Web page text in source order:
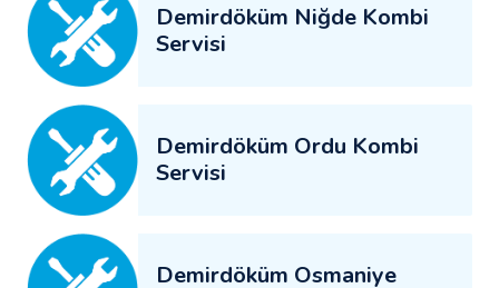
Demirdöküm Niğde Kombi
Servisi
Demirdöküm Ordu Kombi
Servisi
Demirdöküm Osmaniye